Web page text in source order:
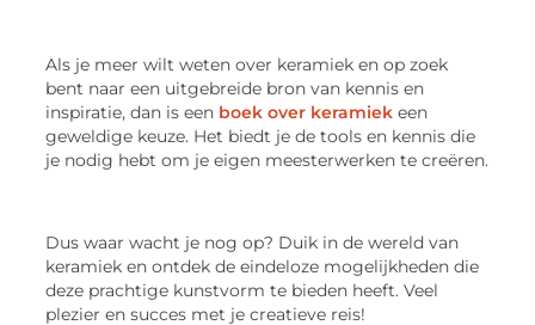
Als je meer wilt weten over keramiek en op zoek
bent naar een uitgebreide bron van kennis en
inspiratie, dan is een boek over keramiek een
geweldige keuze. Het biedt je de tools en kennis die
je nodig hebt om je eigen meesterwerken te creëren.
Dus waar wacht je nog op? Duik in de wereld van
keramiek en ontdek de eindeloze mogelijkheden die
deze prachtige kunstvorm te bieden heeft. Veel
plezier en succes met je creatieve reis!